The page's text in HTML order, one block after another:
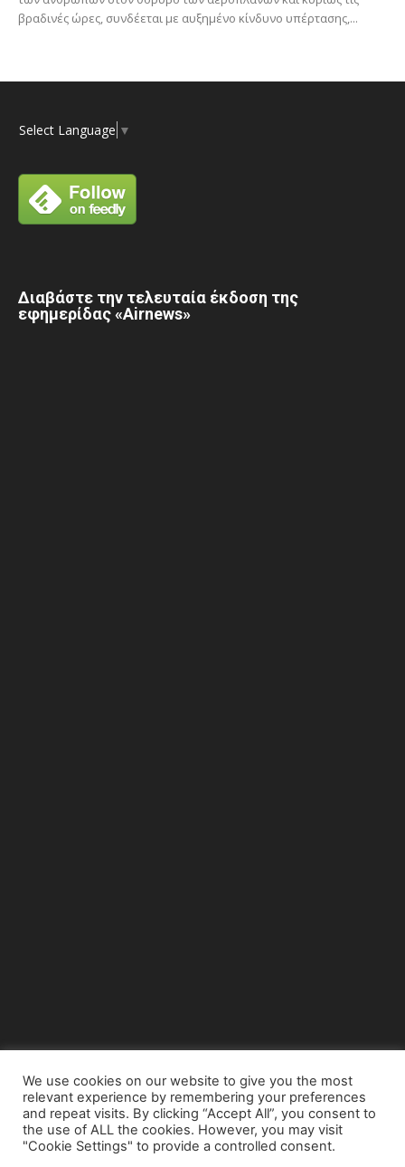
βραδινές ώρες, συνδέεται με αυξημένο κίνδυνο υπέρτασης,...
Select Language ▼
Διαβάστε την τελευταία έκδοση της
εφημερίδας «Airnews»
© Copyright 2015 - www.airnews.gr
We use cookies on our website to give you the most
relevant experience by remembering your preferences
and repeat visits. By clicking “Accept All”, you consent to
the use of ALL the cookies. However, you may visit
"Cookie Settings" to provide a controlled consent.